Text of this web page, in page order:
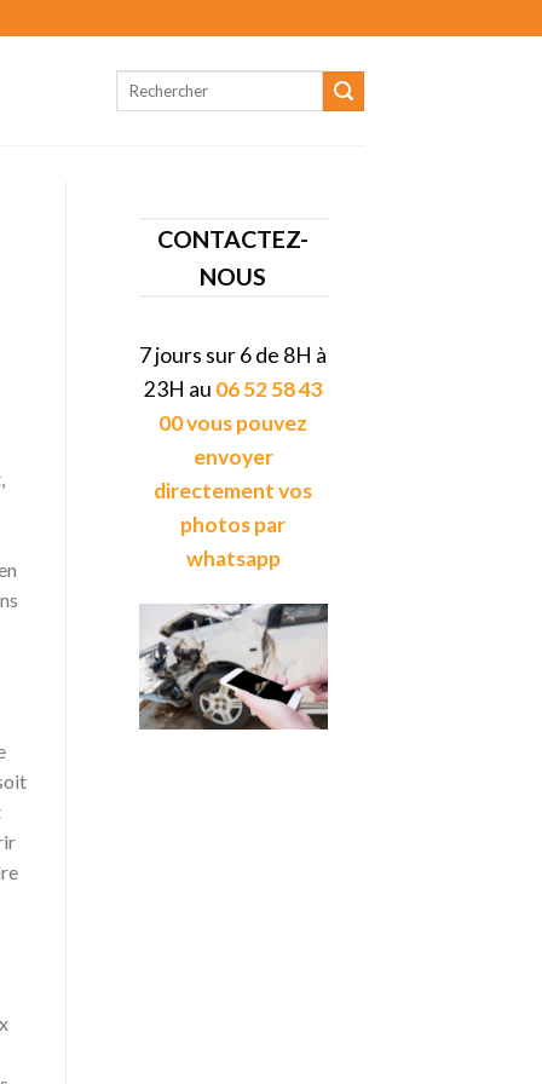
CONTACTEZ-
NOUS
7 jours sur 6 de 8H à
23H au 06 52 58 43
00 vous pouvez
envoyer
directement vos
photos par
whatsapp